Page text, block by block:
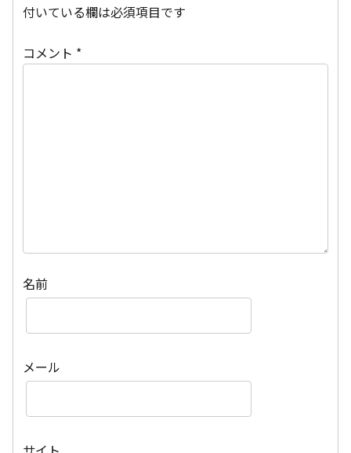
付いている欄は必須項目です
コメント *
名前
メール